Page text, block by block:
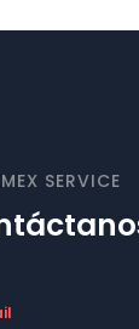
SERVICE